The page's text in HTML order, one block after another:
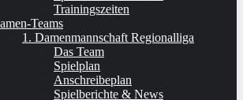
Trainingszeiten
Teams
1. Damenmannschaft Regionalliga
Das Team
Spielplan
Anschreibeplan
Spielberichte & News